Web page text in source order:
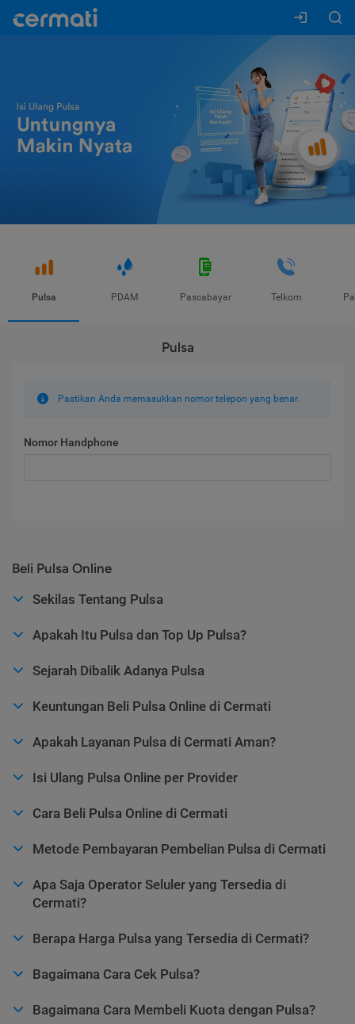
Pulsa PDAM Pascabayar Telkom
Pulsa
Pastikan Anda memasukkan nomor telepon yang benar.
Nomor Handphone
Beli Pulsa Online
Sekilas Tentang Pulsa
Apakah Itu Pulsa dan Top Up Pulsa?
Sejarah Dibalik Adanya Pulsa
Keuntungan Beli Pulsa Online di Cermati
Apakah Layanan Pulsa di Cermati Aman?
Isi Ulang Pulsa Online per Provider
Cara Beli Pulsa Online di Cermati
Metode Pembayaran Pembelian Pulsa di Cermati
Apa Saja Operator Seluler yang Tersedia di
Cermati?
Berapa Harga Pulsa yang Tersedia di Cermati?
Bagaimana Cara Cek Pulsa?
Bagaimana Cara Membeli Kuota dengan Pulsa?